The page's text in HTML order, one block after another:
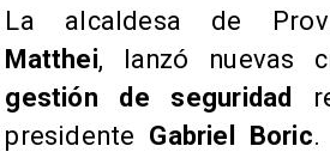
​La alcaldesa de
Matthei, lanzó nuevas
gestión de seguridad
presidente Gabriel Boric.